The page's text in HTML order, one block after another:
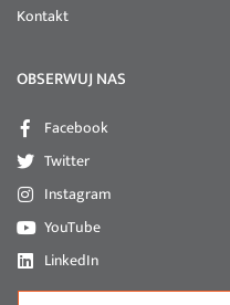
Kontakt
OBSERWUJ NAS
Facebook
Twitter
Instagram
YouTube
LinkedIn